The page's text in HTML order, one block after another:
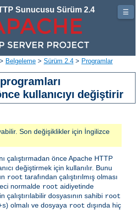
Sunucusu Sürüm 2.4
> Belgeleme > Sürüm 2.4 > Programlar
kullanıcıyı değiştirir
Son değişiklikler için İngilizce
çalıştırmadan önce Apache HTTP
değiştirmek için kullanılır. Bunu
root tarafından çalıştırılmış olması
normalde root aidiyetinde
çalıştırılabilir dosyasının sahibi root
) olmalı ve dosyaya root dışında hiç
☰